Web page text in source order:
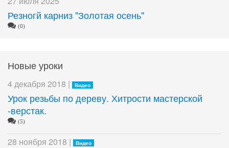
Резногй карниз "Золотая осень"
(0)
Новые уроки
4 декабря 2018 | Видео
Урок резьбы по дереву. Хитрости мастерской
-верстак.
(5)
28 ноября 2018 | Видео